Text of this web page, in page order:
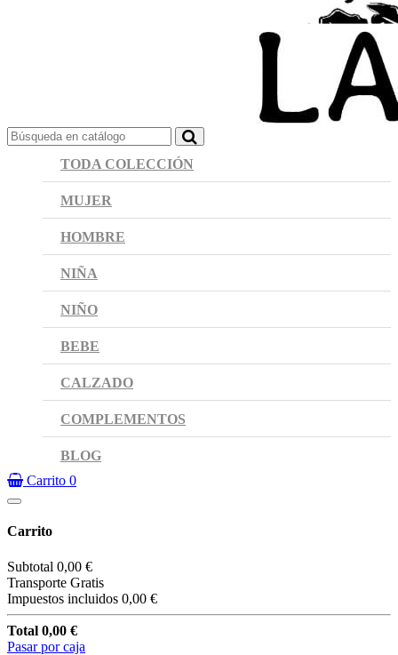
TODA COLECCIÓN
MUJER
HOMBRE
NIÑA
NIÑO
BEBE
CALZADO
COMPLEMENTOS
BLOG
Carrito 0
Carrito
Subtotal 0,00 €
Transporte Gratis
Impuestos incluidos 0,00 €
Total 0,00 €
Pasar por caja